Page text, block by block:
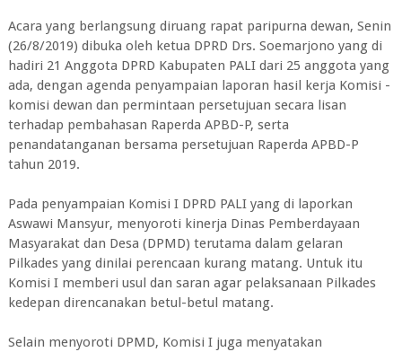
Acara yang berlangsung diruang rapat paripurna dewan, Senin
(26/8/2019) dibuka oleh ketua DPRD Drs. Soemarjono yang di
hadiri 21 Anggota DPRD Kabupaten PALI dari 25 anggota yang
ada, dengan agenda penyampaian laporan hasil kerja Komisi -
komisi dewan dan permintaan persetujuan secara lisan
terhadap pembahasan Raperda APBD-P, serta
penandatanganan bersama persetujuan Raperda APBD-P
tahun 2019.
Pada penyampaian Komisi I DPRD PALI yang di laporkan
Aswawi Mansyur, menyoroti kinerja Dinas Pemberdayaan
Masyarakat dan Desa (DPMD) terutama dalam gelaran
Pilkades yang dinilai perencaan kurang matang. Untuk itu
Komisi I memberi usul dan saran agar pelaksanaan Pilkades
kedepan direncanakan betul-betul matang.
Selain menyoroti DPMD, Komisi I juga menyatakan